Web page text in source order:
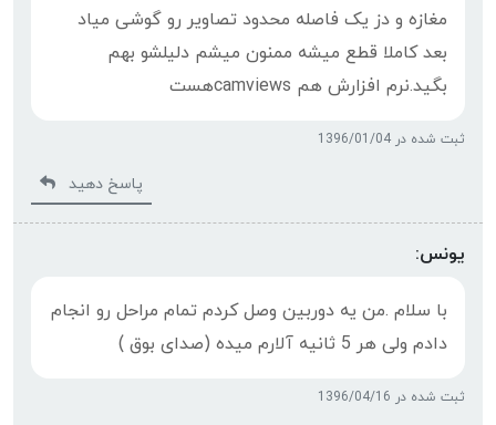
مغازه و دز یک فاصله محدود تصاویر رو گوشی میاد
بعد کاملا قطع میشه ممنون میشم دلیلشو بهم
بگید.نرم افزارش هم camviewsهست
ثبت شده در 1396/01/04
پاسخ دهید
یونس:
با سلام .من یه دوربین وصل کردم تمام مراحل رو انجام
دادم ولی هر 5 ثانیه آلارم میده (صدای بوق )
ثبت شده در 1396/04/16